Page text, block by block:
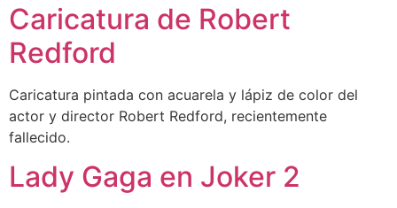
Caricatura de Robert
Redford
Caricatura pintada con acuarela y lápiz de color del
actor y director Robert Redford, recientemente
fallecido.
Lady Gaga en Joker 2